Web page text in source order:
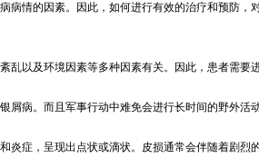
情的因素。因此，如何进行有效的治疗和预防，
以及环境因素等多种因素有关。因此，患者需要
病。而且军事行动中难免会进行长时间的野外活
症，呈现出点状或滴状。皮损通常会伴随着剧烈